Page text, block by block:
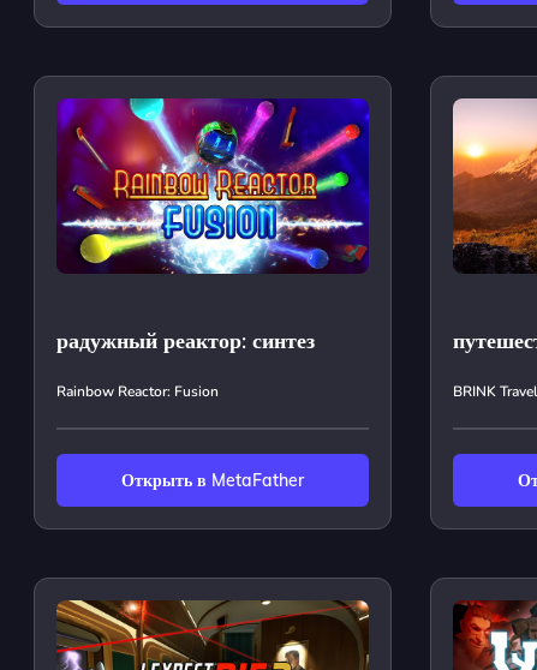
радужный реактор: синтез
Rainbow Reactor: Fusion
Открыть в MetaFather
BRINK